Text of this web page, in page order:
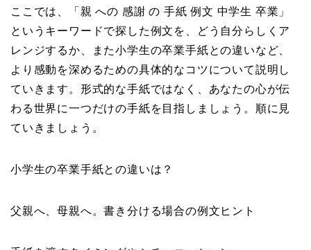
ここでは、「親 への 感謝 の 手紙 例文 中学生 卒業」
というキーワードで探した例文を、どう自分らしくア
レンジするか、また小学生の卒業手紙との違いなど、
より感動を深めるための具体的なコツについて説明し
ていきます。形式的な手紙ではなく、あなたの心が伝
わる世界に一つだけの手紙を目指しましょう。順に見
ていきましょう。
小学生の卒業手紙との違いは？
父親へ、母親へ。書き分ける場合の例文ヒント